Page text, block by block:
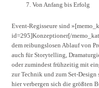
Von Anfang bis Erfolg
Event-Regisseure sind
id=295]Konzeptioner[/
dem reibungslosen Ablauf von
auch für Storytelling,
oder zumindest frühzeitig mit
zur Technik und zum Set-
hier verbergen sich die größten